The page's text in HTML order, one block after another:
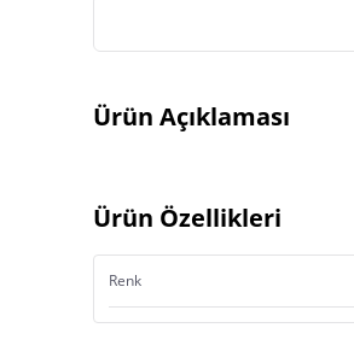
Ürün Açıklaması
Ürün Özellikleri
Renk